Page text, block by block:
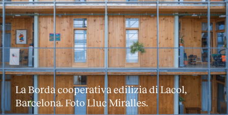
La Borda cooperativa edilizia di Lacol,
Barcelona. Foto Lluc Miralles.